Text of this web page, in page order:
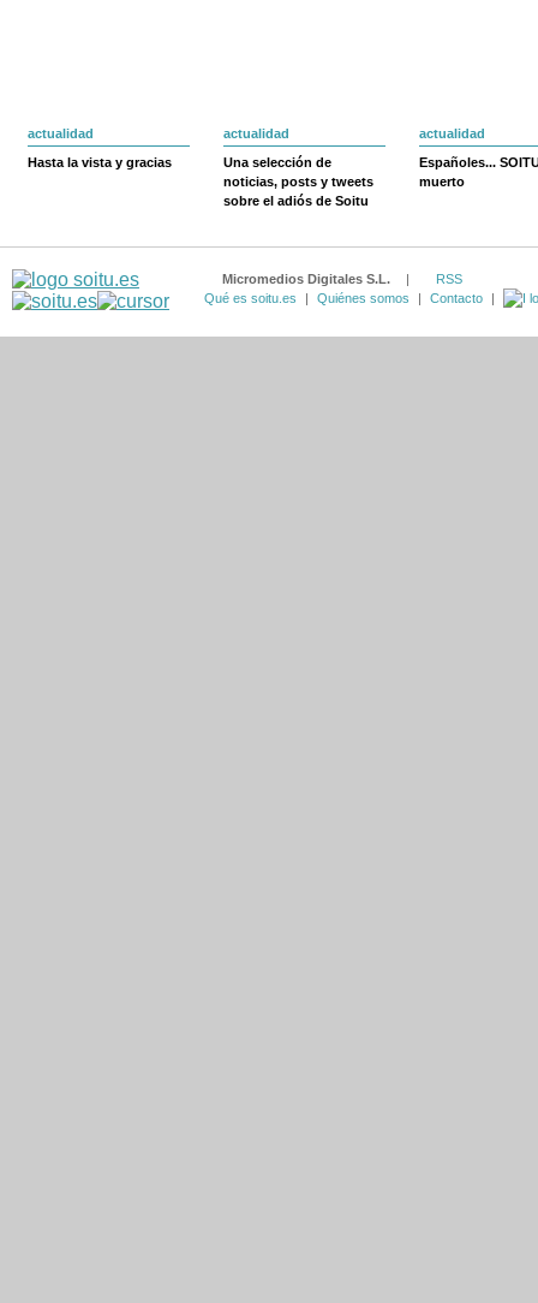
actualidad
Hasta la vista y gracias
actualidad
Una selección de
noticias, posts y tweets
sobre el adiós de Soitu
actualidad
Españoles...
muerto
Micromedios Digitales S.L. |
RSS
Qué es soitu.es
| Quiénes somos | Contacto |